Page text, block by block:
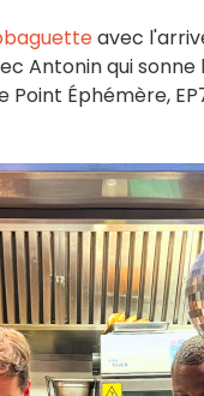
avec
Antonin qui
Éphémère,